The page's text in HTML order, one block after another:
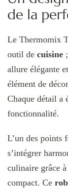
de la
Le Thermomix
outil de cuisine
allure élégante
élément de
Chaque détail a
fonctionnalité.
L’un des points
s’intégrer
culinaire grâce
compact. Ce